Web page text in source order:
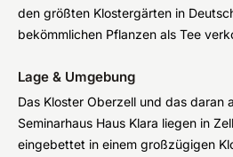
den größten Klostergärten in
bekömmlichen Pflanzen als Tee
Lage & Umgebung
Das Kloster Oberzell und das daran
Seminarhaus Haus Klara liegen in
eingebettet in einem großzügigen